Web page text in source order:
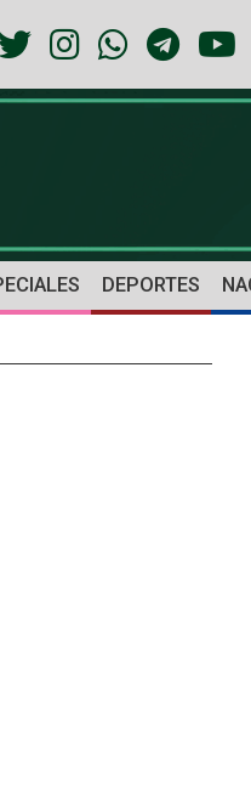
DEPORTES